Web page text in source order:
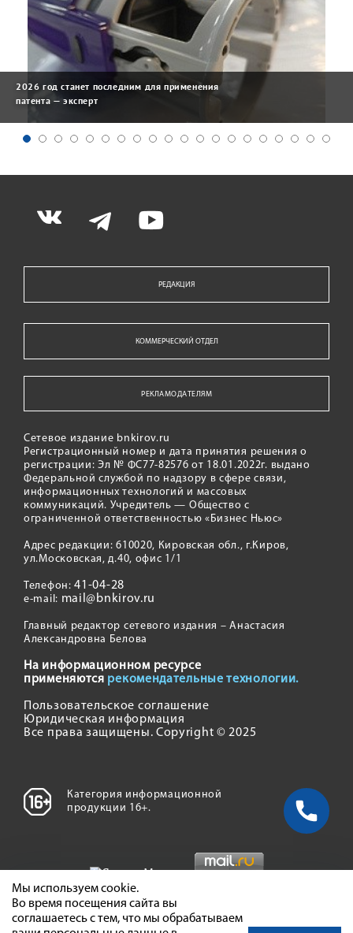
2026 год станет последним для применения
патента — эксперт
РЕДАКЦИЯ
КОММЕРЧЕСКИЙ ОТДЕЛ
РЕКЛАМОДАТЕЛЯМ
Сетевое издание bnkirov.ru
Регистрационный номер и дата принятия решения о
регистрации: Эл № ФС77-82576 от 18.01.2022г. выдано
Федеральной службой по надзору в сфере связи,
информационных технологий и массовых
коммуникаций. Учредитель — Общество с
ограниченной ответственностью «Бизнес Ньюс»
Адрес редакции: 610020, Кировская обл., г.Киров,
ул.Московская, д.40, офис 1/1
Телефон:41-04-28
e-mail: mail@bnkirov.ru
Главный редактор сетевого издания – Анастасия
Александровна Белова
На информационном ресурсе
применяются рекомендательные технологии.
Пользовательское соглашение
Юридическая информация
Все права защищены. Copyright © 2025
Категория информационной
продукции 16+.
Мы используем cookie.
Во время посещения сайта вы
соглашаетесь с тем, что мы обрабатываем